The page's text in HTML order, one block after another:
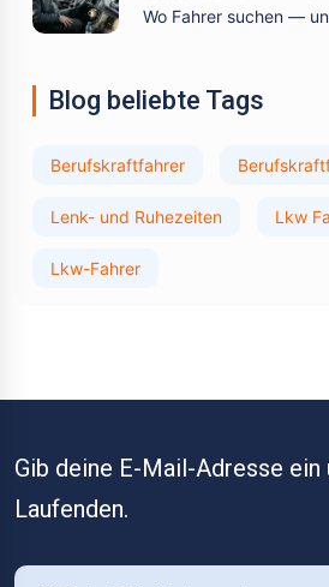
Wo Fahrer suchen —
Blog beliebte Tags
Berufskraftfahrer
Lenk- und Ruhezeiten Lkw
Lkw-Fahrer
Gib deine E-Mail-Adresse ein
Laufenden.